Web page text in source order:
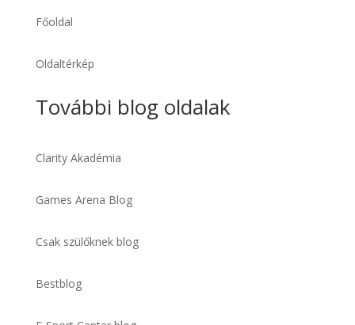
Főoldal
Oldaltérkép
További blog oldalak
Clarity Akadémia
Games Arena Blog
Csak szülőknek blog
Bestblog